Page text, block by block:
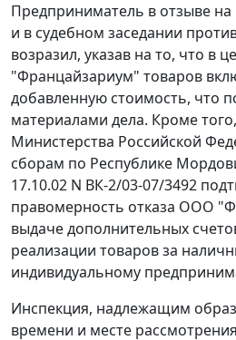
Предприниматель в отзыве
и в судебном заседании
возразил, указав на то, что в
"Францайзариум" товаров
добавленную стоимость, что
материалами дела. Кроме
Министерства Российской
сборам по Республике
17.10.02 N ВК-2/03-07/3492
правомерность отказа ООО
выдаче дополнительных
реализации товаров за
индивидуальному
Инспекция, надлежащим
времени и месте